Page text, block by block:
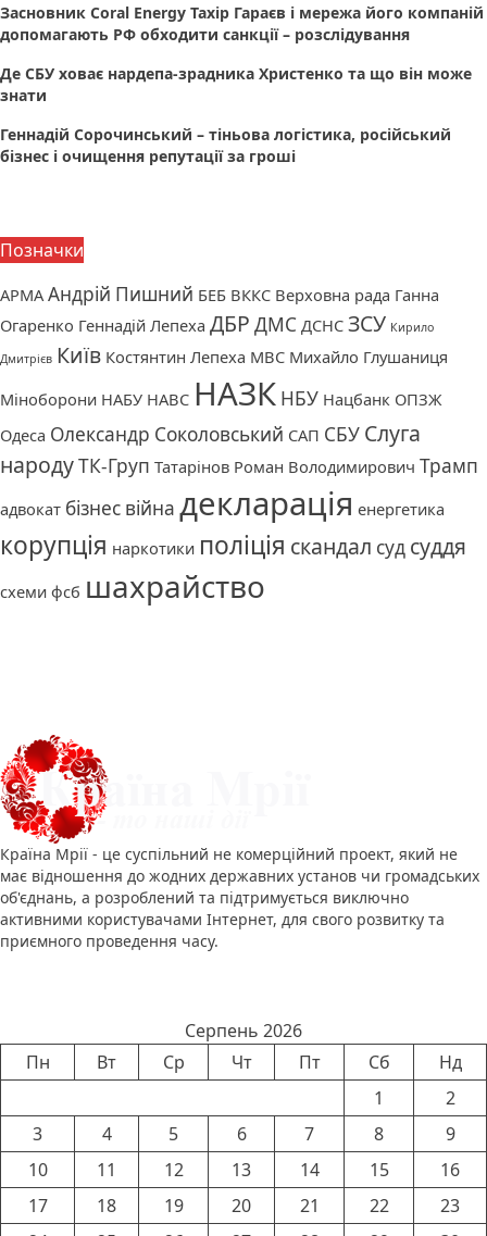
Засновник Coral Energy Тахір Гараєв і мережа його компаній
допомагають РФ обходити санкції – розслідування
Де СБУ ховає нардепа-зрадника Христенко та що він може
знати
Геннадій Сорочинський – тіньова логістика, російський
бізнес і очищення репутації за гроші
Позначки
АРМА Андрій Пишний БЕБ ВККС Верховна рада Ганна
Огаренко Геннадій Лепеха ДБР ДМС ДСНС ЗСУ Кирило
Дмитрієв Київ Костянтин Лепеха МВС Михайло Глушаниця
Міноборони НАБУ НАВС НАЗК НБУ Нацбанк ОПЗЖ
Одеса Олександр Соколовський САП СБУ Слуга
народуТК-Груп Татарінов Роман Володимирович Трамп
адвокат бізнес війна декларація енергетика
корупція наркотики поліція скандал суд суддя
схеми фсб шахрайство
Країна Мрії - це суспільний не комерційний проект, який не
має відношення до жодних державних установ чи громадських
об'єднань, а розроблений та підтримується виключно
активними користувачами Інтернет, для свого розвитку та
приємного проведення часу.
Серпень 2026
Пн
Вт Ср Чт Пт Сб
Нд
1
2
3
4 5 6 7 8
9
10
11 12 13 14 15
16
17
18 19 20 21 22
23